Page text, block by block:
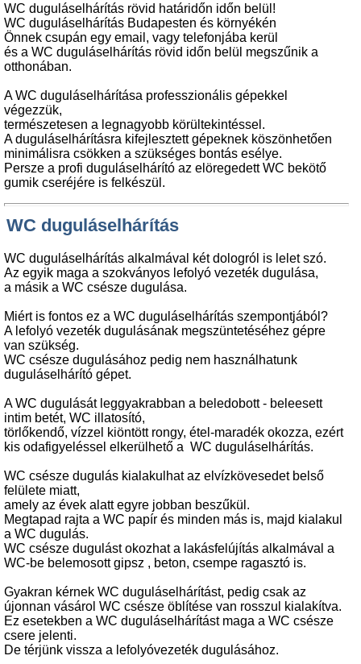
WC duguláselhárítás rövid határidőn időn belül!
WC duguláselhárítás Budapesten és környékén
Önnek csupán egy email, vagy telefonjába kerül
és a WC duguláselhárítás rövid időn belül megszűnik a
otthonában.
A WC duguláselhárítása professzionális gépekkel
végezzük,
természetesen a legnagyobb körültekintéssel.
A duguláselhárításra kifejlesztett gépeknek köszönhetően
minimálisra csökken a szükséges bontás esélye.
Persze a profi duguláselhárító az elöregedett WC bekötő
gumik cseréjére is felkészül.
WC duguláselhárítás
WC duguláselhárítás alkalmával két dologról is lelet szó.
Az egyik maga a szokványos lefolyó vezeték dugulása,
a másik a WC csésze dugulása.
Miért is fontos ez a WC duguláselhárítás szempontjából?
A lefolyó vezeték dugulásának megszüntetéséhez gépre
van szükség.
WC csésze dugulásához pedig nem használhatunk
duguláselhárító gépet.
A WC dugulását leggyakrabban a beledobott - beleesett
intim betét, WC illatosító,
törlőkendő, vízzel kiöntött rongy, étel-maradék okozza, ezért
kis odafigyeléssel elkerülhető a WC duguláselhárítás.
WC csésze dugulás kialakulhat az elvízkövesedet belső
felülete miatt,
amely az évek alatt egyre jobban beszűkül.
Megtapad rajta a WC papír és minden más is, majd kialakul
a WC dugulás.
WC csésze dugulást okozhat a lakásfelújítás alkalmával a
WC-be belemosott gipsz , beton, csempe ragasztó is.
Gyakran kérnek WC duguláselhárítást, pedig csak az
újonnan vásárol WC csésze öblítése van rosszul kialakítva.
Ez esetekben a WC duguláselhárítást maga a WC csésze
csere jelenti.
De térjünk vissza a lefolyóvezeték dugulásához.